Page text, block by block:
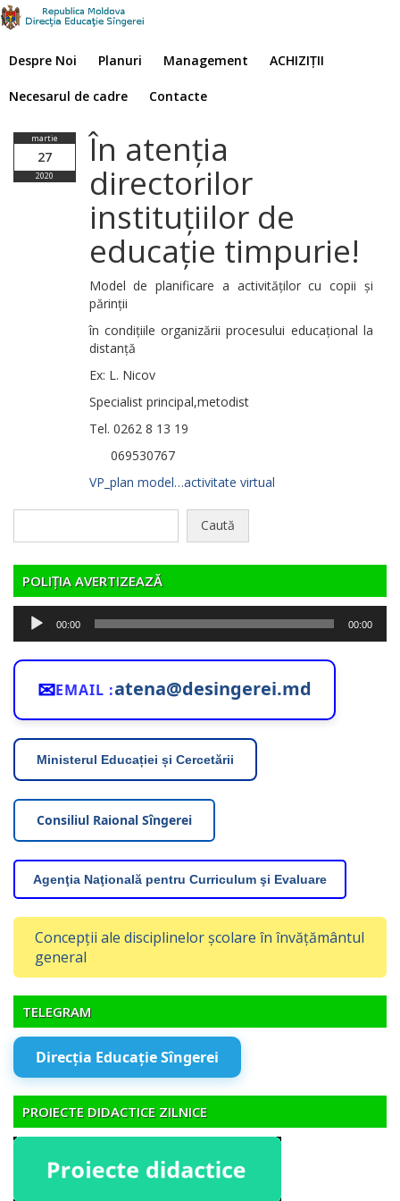
Despre Noi Planuri Management ACHIZIȚII
Necesarul de cadre Contacte
martie
27
2020
În atenția
directorilor
instituțiilor de
educație timpurie!
Model de planificare a activităților cu copii și
părinții
în condițiile organizării procesului educațional la
distanță
Ex: L. Nicov
Specialist principal,metodist
Tel. 0262 8 13 19
069530767
VP_plan model…activitate virtual
POLIȚIA AVERTIZEAZĂ
Player
audio
00:00 00:00
✉EMAIL :atena@desingerei.md
Ministerul Educației și Cercetării
Consiliul Raional Sîngerei
Agenţia Naţională pentru Curriculum şi Evaluare
Concepții ale disciplinelor școlare în învățământul
general
TELEGRAM
Direcția Educație Sîngerei
PROIECTE DIDACTICE ZILNICE